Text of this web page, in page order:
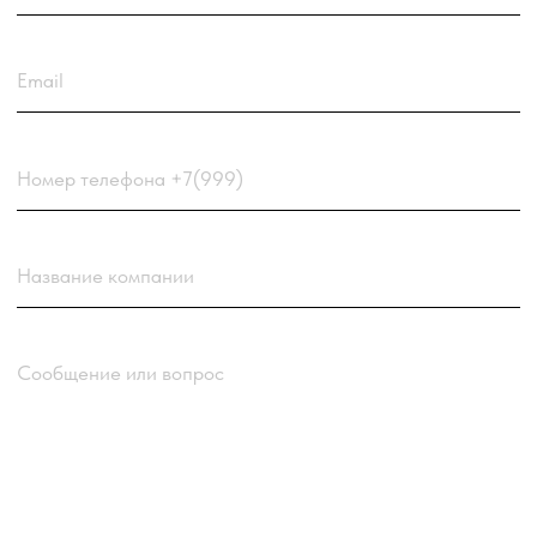
Нажимая кнопку “Отправить заявку”
персональных данных